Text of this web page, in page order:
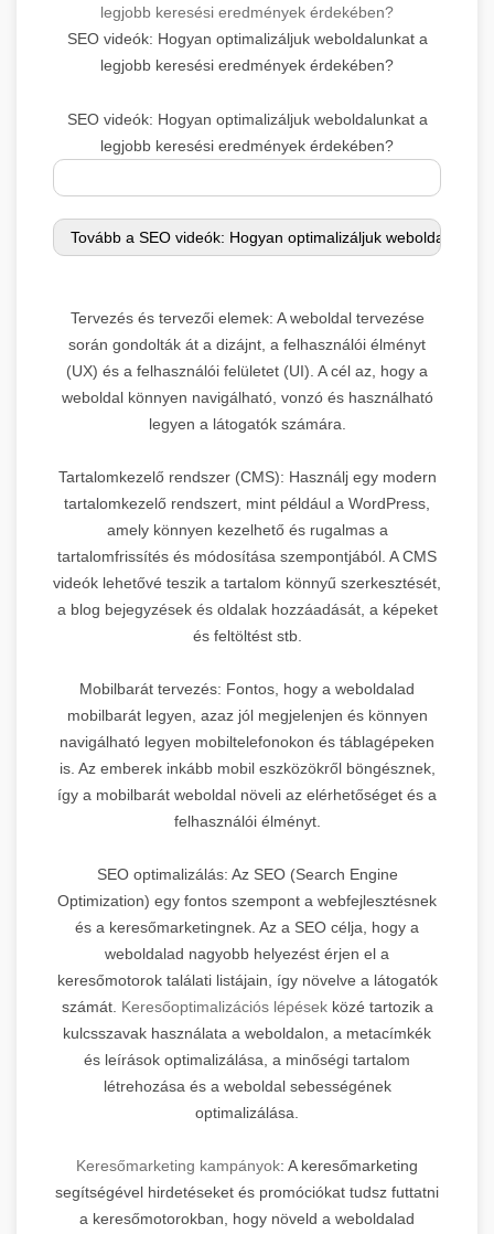
legjobb keresési eredmények érdekében?
SEO videók: Hogyan optimalizáljuk weboldalunkat a
legjobb keresési eredmények érdekében?
SEO videók: Hogyan optimalizáljuk weboldalunkat a
legjobb keresési eredmények érdekében?
Tervezés és tervezői elemek: A weboldal tervezése
során gondolták át a dizájnt, a felhasználói élményt
(UX) és a felhasználói felületet (UI). A cél az, hogy a
weboldal könnyen navigálható, vonzó és használható
legyen a látogatók számára.
Tartalomkezelő rendszer (CMS): Használj egy modern
tartalomkezelő rendszert, mint például a WordPress,
amely könnyen kezelhető és rugalmas a
tartalomfrissítés és módosítása szempontjából. A CMS
videók lehetővé teszik a tartalom könnyű szerkesztését,
a blog bejegyzések és oldalak hozzáadását, a képeket
és feltöltést stb.
Mobilbarát tervezés: Fontos, hogy a weboldalad
mobilbarát legyen, azaz jól megjelenjen és könnyen
navigálható legyen mobiltelefonokon és táblagépeken
is. Az emberek inkább mobil eszközökről böngésznek,
így a mobilbarát weboldal növeli az elérhetőséget és a
felhasználói élményt.
SEO optimalizálás: Az SEO (Search Engine
Optimization) egy fontos szempont a webfejlesztésnek
és a keresőmarketingnek. Az a SEO célja, hogy a
weboldalad nagyobb helyezést érjen el a
keresőmotorok találati listájain, így növelve a látogatók
számát. Keresőoptimalizációs lépésekközé tartozik a
kulcsszavak használata a weboldalon, a metacímkék
és leírások optimalizálása, a minőségi tartalom
létrehozása és a weboldal sebességének
optimalizálása.
Keresőmarketing kampányok: A keresőmarketing
segítségével hirdetéseket és promóciókat tudsz futtatni
a keresőmotorokban, hogy növeld a weboldalad